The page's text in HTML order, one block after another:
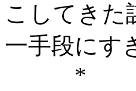
こしてきた
一手段にす
*